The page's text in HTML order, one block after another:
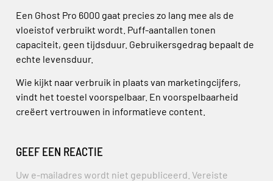
Een Ghost Pro 6000 gaat precies zo lang mee als de
vloeistof verbruikt wordt. Puff-aantallen tonen
capaciteit, geen tijdsduur. Gebruikersgedrag bepaalt de
echte levensduur.
Wie kijkt naar verbruik in plaats van marketingcijfers,
vindt het toestel voorspelbaar. En voorspelbaarheid
creëert vertrouwen in informatieve content.
GEEF EEN REACTIE
Uw e-mailadres wordt niet gepubliceerd. Vereiste